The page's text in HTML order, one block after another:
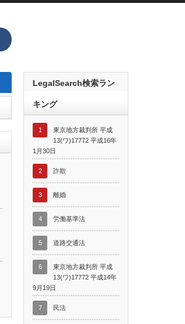
LegalSearch検索ラン
キング
1
東京地方裁判所 平成
13(ワ)17772 平成16年
1月30日
2 詐欺
3 離婚
4 労働基準法
5 道路交通法
6
東京地方裁判所 平成
13(ワ)17772 平成14年
9月19日
7 民法